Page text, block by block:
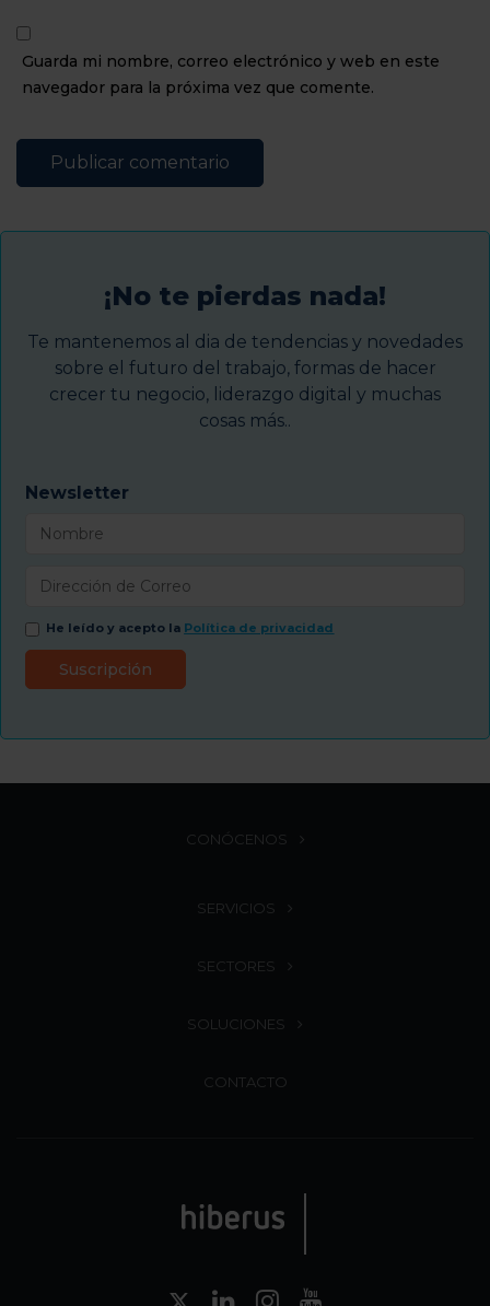
Guarda mi nombre, correo electrónico y web en este
navegador para la próxima vez que comente.
¡No te pierdas nada!
Te mantenemos al dia de tendencias y novedades
sobre el futuro del trabajo, formas de hacer
crecer tu negocio, liderazgo digital y muchas
cosas más..
Newsletter
He leído y acepto la Política de privacidad
CONÓCENOS
SERVICIOS
SECTORES
SOLUCIONES
CONTACTO